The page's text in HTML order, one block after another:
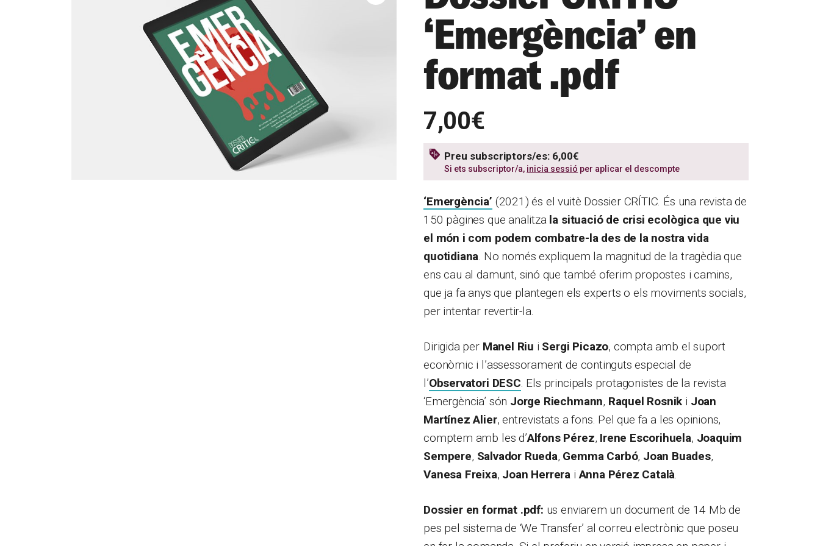
‘Emergència’ en
format .pdf
7,00€
Preu subscriptors/es: 6,00€
Si ets subscriptor/a, inicia sessió per aplicar el descompte
‘Emergència’ (2021) és el vuitè Dossier CRÍTIC. És una revista de
150 pàgines que analitza la situació de crisi ecològica que viu
el món i com podem combatre-la des de la nostra vida
quotidiana. No només expliquem la magnitud de la tragèdia que
ens cau al damunt, sinó que també oferim propostes i camins,
que ja fa anys que plantegen els experts o els moviments socials,
per intentar revertir-la.
Dirigida per Manel Riu i Sergi Picazo, compta amb el suport
econòmic i l’assessorament de continguts especial de
l’Observatori DESC. Els principals protagonistes de la revista
‘Emergència’ són Jorge Riechmann, Raquel Rosnik i Joan
Martínez Alier, entrevistats a fons. Pel que fa a les opinions,
comptem amb les d’Alfons Pérez, Irene Escorihuela, Joaquim
Sempere, Salvador Rueda, Gemma Carbó, Joan Buades,
Vanesa Freixa, Joan Herrera iAnna Pérez Català.
Dossier en format .pdf: us enviarem un document de 14 Mb de
pes pel sistema de ‘We Transfer’ al correu electrònic que poseu